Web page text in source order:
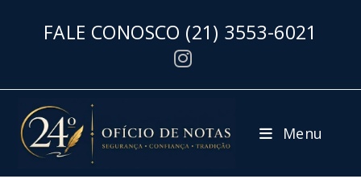
FALE CONOSCO (21) 3553-6021
Menu